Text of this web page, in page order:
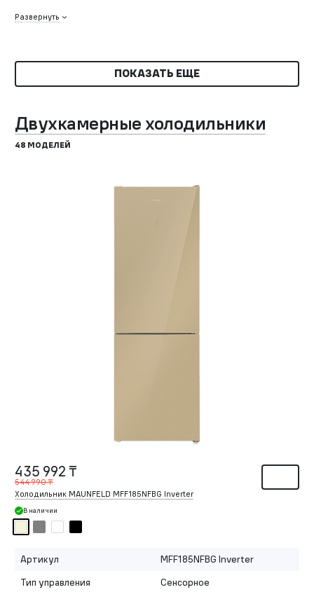
Развернуть
ПОКАЗАТЬ ЕЩЕ
Двухкамерные холодильники
48 МОДЕЛЕЙ
435 992 ₸
544 990 ₸
Холодильник MAUNFELD MFF185NFBG Inverter
В наличии
Артикул
MFF185NFBG Inverter
Тип управления
Сенсорное